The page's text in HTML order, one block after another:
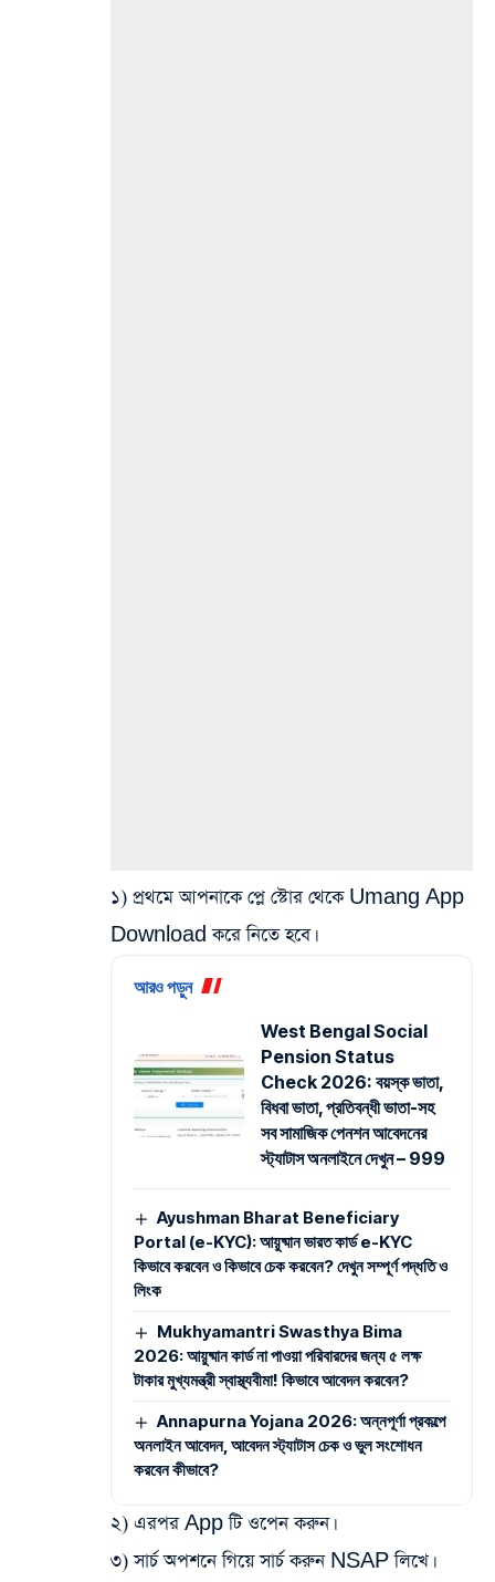
১) প্রথমে আপনাকে প্লে স্টোর থেকে Umang App
Download করে নিতে হবে।
আরও পড়ুন
West Bengal Social
Pension Status
Check 2026: বয়স্ক ভাতা,
বিধবা ভাতা, প্রতিবন্ধী ভাতা-সহ
সব সামাজিক পেনশন আবেদনের
স্ট্যাটাস অনলাইনে দেখুন – 999
Ayushman Bharat Beneficiary
Portal (e-KYC): আয়ুষ্মান ভারত কার্ড e-KYC
কিভাবে করবেন ও কিভাবে চেক করবেন? দেখুন সম্পূর্ণ পদ্ধতি ও
লিংক
Mukhyamantri Swasthya Bima
2026: আয়ুষ্মান কার্ড না পাওয়া পরিবারদের জন্য ৫ লক্ষ
টাকার মুখ্যমন্ত্রী স্বাস্থ্যবীমা! কিভাবে আবেদন করবেন?
Annapurna Yojana 2026: অন্নপূর্ণা প্রকল্পে
অনলাইন আবেদন, আবেদন স্ট্যাটাস চেক ও ভুল সংশোধন
করবেন কীভাবে?
২) এরপর App টি ওপেন করুন।
৩) সার্চ অপশনে গিয়ে সার্চ করুন NSAP লিখে।